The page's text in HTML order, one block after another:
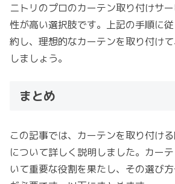
ニトリのプロのカーテン取り付けサ
性が高い選択肢です。上記の手順に
約し、理想的なカーテンを取り付け
しましょう。
まとめ
この記事では、カーテンを取り付け
について詳しく説明しました。カー
いて重要な役割を果たし、その選び